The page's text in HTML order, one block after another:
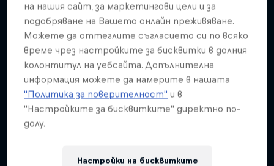
Подобни
Come backstage on the 2025 WSL
Championship Tour
2 сезони · 18 епизоди
SURFING
на нашия сайт, за маркетингови цели и за
подобряване на Вашето онлайн преживяване.
Можете да оттеглите съгласието си по всяко
време чрез настройките за бисквитки в долния
колонтитул на уебсайта. Допълнителна
информация можете да намерите в нашата
"Политика за поверителност" и в
"Настройките за бисквитките" директно по-
долу.
Настройки на бисквитките